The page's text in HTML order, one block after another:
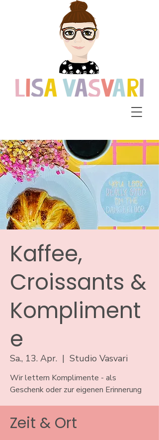
Kaffee,
Croissants &
Kompliment
e
Sa., 13. Apr.
  |
Studio Vasvari
Wir lettern Komplimente - als
Geschenk oder zur eigenen Erinnerung
Zeit & Ort